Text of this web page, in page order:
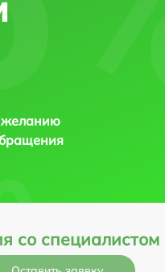
желанию
со специалистом